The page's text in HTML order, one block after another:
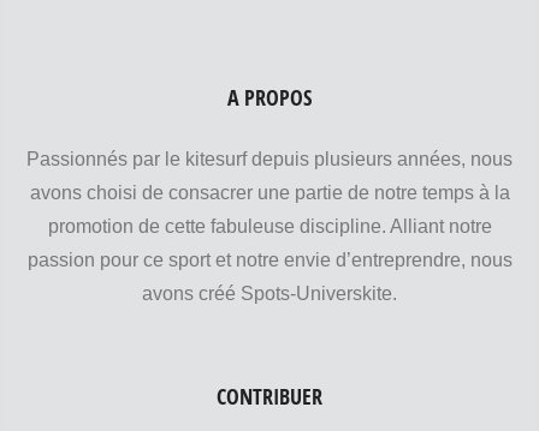
A PROPOS
Passionnés par le kitesurf depuis plusieurs années, nous
avons choisi de consacrer une partie de notre temps à la
promotion de cette fabuleuse discipline. Alliant notre
passion pour ce sport et notre envie d’entreprendre, nous
avons créé Spots-Universkite.
CONTRIBUER